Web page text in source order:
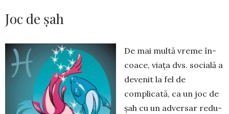
Joc de șah
De mai multă vreme în­
coa­ce, viața dvs. socială a
devenit la fel de
complicată, ca un joc de
șah cu un adversar re­du­